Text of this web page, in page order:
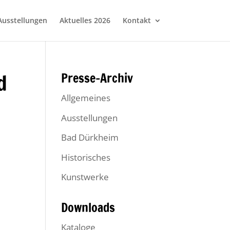
Aktuelles 2026 Kontakt
Presse-Archiv
Allgemeines
Ausstellungen
Bad Dürkheim
Historisches
Kunstwerke
Downloads
Kataloge